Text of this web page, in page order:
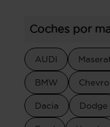
Coches por
AUDI
BMW
Dacia Dodge